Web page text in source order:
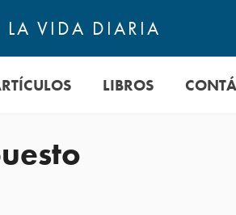
LA VIDA DIARIA
LIBROS